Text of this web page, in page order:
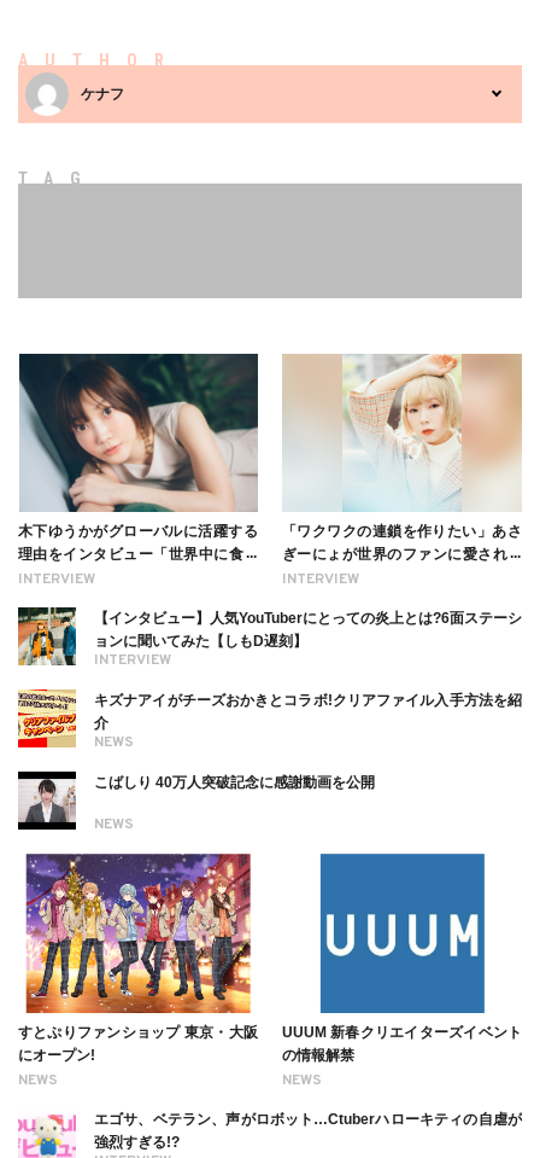
AUTHOR
ケナフ
TAG
INTERVIEW
木下ゆうかがグローバルに活躍する
理由をインタビュー「世界中に食べ
る幸せを伝えたい」新事務所加入に
INTERVIEW
「ワクワクの連鎖を作りたい」あさ
ぎーにょが世界のファンに愛される
理由【インタビュー】
INTERVIEW
【インタビュー】人気YouTuberにとっての炎上とは?6面ステーシ
ョンに聞いてみた【しもD遅刻】
NEWS
キズナアイがチーズおかきとコラボ!クリアファイル入手方法を紹
介
NEWS
こばしり 40万人突破記念に感謝動画を公開
NEWS
すとぷりファンショップ 東京・大阪
にオープン!
NEWS
UUUM 新春クリエイターズイベント
の情報解禁
エゴサ、ベテラン、声がロボット…Ctuberハローキティの自虐が
強烈すぎる!?